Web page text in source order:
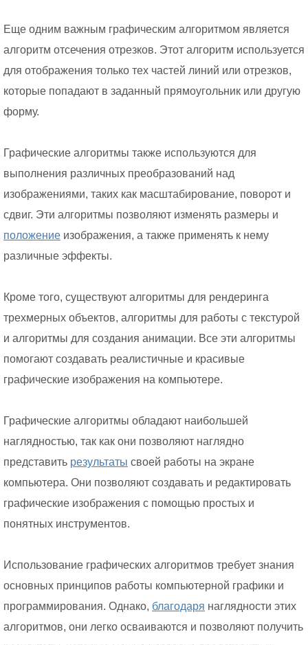
Еще одним важным графическим алгоритмом является
алгоритм отсечения отрезков. Этот алгоритм используется
для отображения только тех частей линий или отрезков,
которые попадают в заданный прямоугольник или другую
форму.
Графические алгоритмы также используются для
выполнения различных преобразований над
изображениями, таких как масштабирование, поворот и
сдвиг. Эти алгоритмы позволяют изменять размеры и
положение изображения, а также применять к нему
различные эффекты.
Кроме того, существуют алгоритмы для рендеринга
трехмерных объектов, алгоритмы для работы с текстурой
и алгоритмы для создания анимации. Все эти алгоритмы
помогают создавать реалистичные и красивые
графические изображения на компьютере.
Графические алгоритмы обладают наибольшей
наглядностью, так как они позволяют наглядно
представить результаты своей работы на экране
компьютера. Они позволяют создавать и редактировать
графические изображения с помощью простых и
понятных инструментов.
Использование графических алгоритмов требует знания
основных принципов работы компьютерной графики и
программирования. Однако, благодаря наглядности этих
алгоритмов, они легко осваиваются и позволяют получить